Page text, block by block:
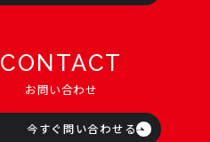
CONTACT
お問い合わせ
今すぐ問い合わせる